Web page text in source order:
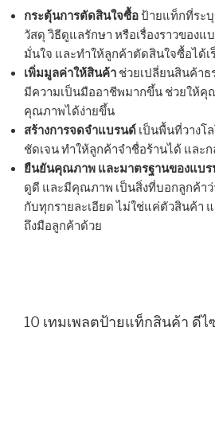
กระตุ้นการตัดสินใจซื้อป้ายแท็กที่ระ
วัสดุ วิธีดูแลรักษา หรือเรื่องราวของแ
มั่นใจ และทำให้ลูกค้าตัดสินใจซื้อได้เ
เพิ่มมูลค่าให้สินค้า ช่วยเปลี่ยนสินค้าธ
มีความเป็นมืออาชีพมากขึ้น ช่วยให้คุ
คุณภาพได้ง่ายขึ้น
สร้างการจดจำแบรนด์ เป็นพื้นที่วางโ
ชัดเจน ทำให้ลูกค้าจำชื่อร้านได้ และ
ยืนยันคุณภาพ และมาตรฐานของแบ
ดูดี และมีคุณภาพ เป็นสิ่งที่บอกลูกค้า
กับทุกรายละเอียด ไม่ใช่แค่ตัวสินค้า
ถึงมือลูกค้าด้วย
10 เทมเพลตป้ายแท็กสินค้า ดีไ